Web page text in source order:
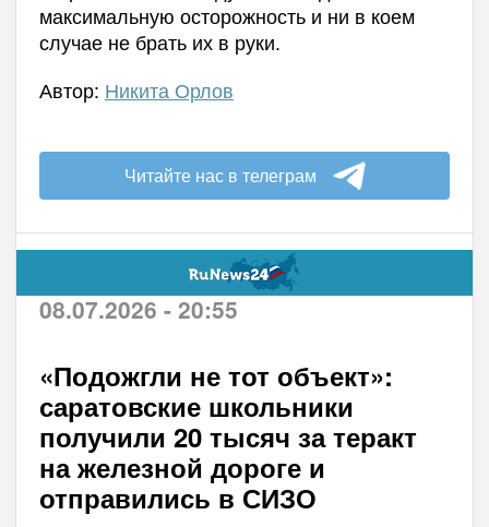
максимальную осторожность и ни в коем
случае не брать их в руки.
Автор: Никита Орлов
Читайте нас в телеграм
08.07.2026 - 20:55
«Подожгли не тот объект»:
саратовские школьники
получили 20 тысяч за теракт
на железной дороге и
отправились в СИЗО